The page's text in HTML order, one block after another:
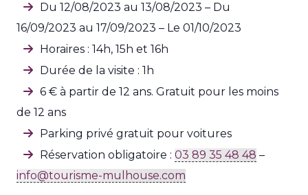
Du 12/08/2023 au 13/08/2023 – Du
16/09/2023 au 17/09/2023 – Le 01/10/2023
Horaires : 14h, 15h et 16h
Durée de la visite : 1h
6 € à partir de 12 ans. Gratuit pour les moins
de 12 ans
Parking privé gratuit pour voitures
Réservation obligatoire : 03 89 35 48 48 –
info@tourisme-mulhouse.com